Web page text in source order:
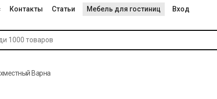
Контакты Статьи Мебель для гостиниц Вход
Варна